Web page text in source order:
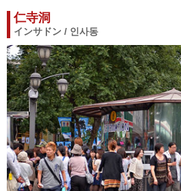
仁寺洞
インサドン / 인사동